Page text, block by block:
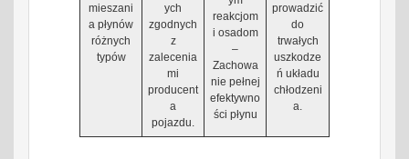
mieszani
a płynów
różnych
typów
ych
zgodnych
z
zalecenia
mi
producent
a
pojazdu.
reakcjom
i osadom
–
Zachowa
nie pełnej
efektywno
ści płynu
prowadzić
do
trwałych
uszkodze
ń układu
chłodzeni
a.